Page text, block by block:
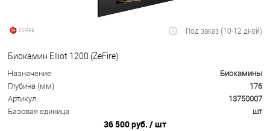
Под заказ (10-12 дней)
Биокамин Elliot 1200 (ZeFire)
Назначение
Биокамины
Глубина (мм)
176
Артикул
13750007
Базовая единица
шт
36 500 руб. / шт